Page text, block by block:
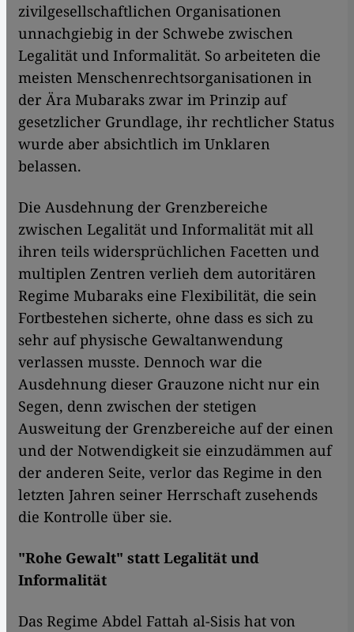
zivilgesellschaftlichen Organisationen
unnachgiebig in der Schwebe zwischen
Legalität und Informalität. So arbeiteten die
meisten Menschenrechtsorganisationen in
der Ära Mubaraks zwar im Prinzip auf
gesetzlicher Grundlage, ihr rechtlicher Status
wurde aber absichtlich im Unklaren
belassen.
Die Ausdehnung der Grenzbereiche
zwischen Legalität und Informalität mit all
ihren teils widersprüchlichen Facetten und
multiplen Zentren verlieh dem autoritären
Regime Mubaraks eine Flexibilität, die sein
Fortbestehen sicherte, ohne dass es sich zu
sehr auf physische Gewaltanwendung
verlassen musste. Dennoch war die
Ausdehnung dieser Grauzone nicht nur ein
Segen, denn zwischen der stetigen
Ausweitung der Grenzbereiche auf der einen
und der Notwendigkeit sie einzudämmen auf
der anderen Seite, verlor das Regime in den
letzten Jahren seiner Herrschaft zusehends
die Kontrolle über sie.
"Rohe Gewalt" statt Legalität und
Informalität
Das Regime Abdel Fattah al-Sisis hat von